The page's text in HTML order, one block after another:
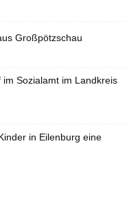
Großpötzschau
Sozialamt im Landkreis
in Eilenburg eine